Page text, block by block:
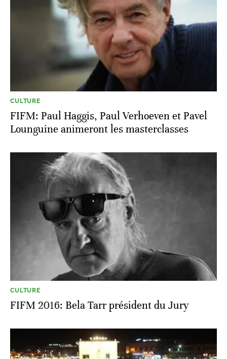
CULTURE
FIFM: Paul Haggis, Paul Verhoeven et Pavel
Lounguine animeront les masterclasses
CULTURE
FIFM 2016: Bela Tarr président du Jury